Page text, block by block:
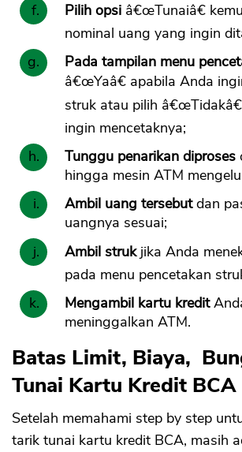
Pilih opsi â€œTunaiâ€
nominal uang yang ingin
Pada tampilan menu
â€œYaâ€ apabila Anda
struk atau pilih
ingin mencetaknya;
Tunggu penarikan diproses
hingga mesin ATM
Ambil uang tersebutdan
uangnya sesuai;
Ambil strukjika Anda
pada menu pencetakan
Mengambil kartu kredit
meninggalkan ATM.
Batas Limit, Biaya,
Tunai Kartu Kredit BCA
Setelah memahami step by step
tarik tunai kartu kredit BCA, masih